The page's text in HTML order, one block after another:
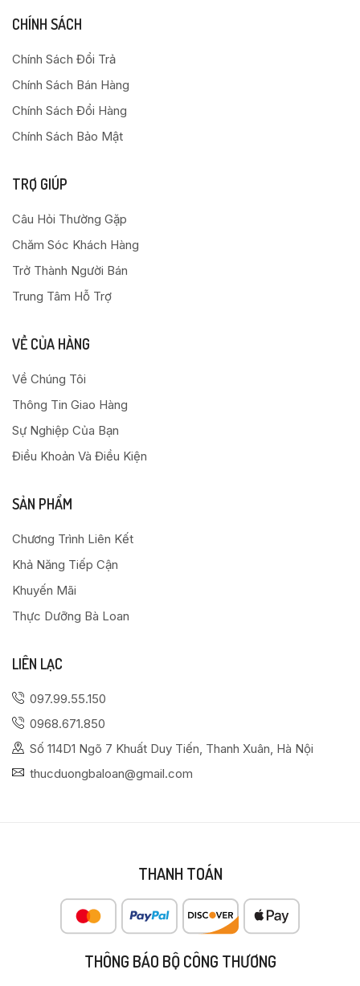
CHÍNH SÁCH
Chính Sách Đổi Trả
Chính Sách Bán Hàng
Chính Sách Đổi Hàng
Chính Sách Bảo Mật
TRỢ GIÚP
Câu Hỏi Thường Gặp
Chăm Sóc Khách Hàng
Trở Thành Người Bán
Trung Tâm Hỗ Trợ
VỀ CỦA HÀNG
Về Chúng Tôi
Thông Tin Giao Hàng
Sự Nghiệp Của Bạn
Điều Khoản Và Điều Kiện
SẢN PHẨM
Chương Trình Liên Kết
Khả Năng Tiếp Cận
Khuyến Mãi
Thực Dưỡng Bà Loan
LIÊN LẠC
097.99.55.150
0968.671.850
Số 114D1 Ngõ 7 Khuất Duy Tiến, Thanh Xuân, Hà Nội
thucduongbaloan@gmail.com
THANH TOÁN
THÔNG BÁO BỘ CÔNG THƯƠNG